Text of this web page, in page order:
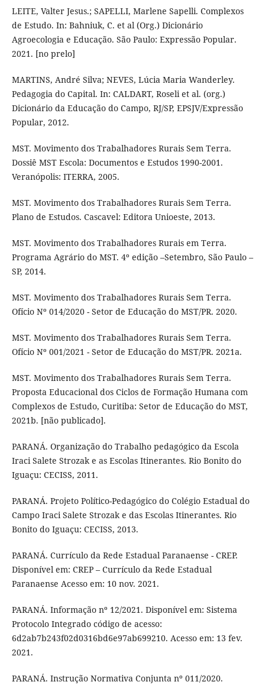
LEITE, Valter Jesus.; SAPELLI, Marlene Sapelli. Complexos
de Estudo. In: Bahniuk, C. et al (Org.) Dicionário
Agroecologia e Educação. São Paulo: Expressão Popular.
2021. [no prelo]
MARTINS, André Silva; NEVES, Lúcia Maria Wanderley.
Pedagogia do Capital. In: CALDART, Roseli et al. (org.)
Dicionário da Educação do Campo, RJ/SP, EPSJV/Expressão
Popular, 2012.
MST. Movimento dos Trabalhadores Rurais Sem Terra.
Dossiê MST Escola: Documentos e Estudos 1990-2001.
Veranópolis: ITERRA, 2005.
MST. Movimento dos Trabalhadores Rurais Sem Terra.
Plano de Estudos. Cascavel: Editora Unioeste, 2013.
MST. Movimento dos Trabalhadores Rurais em Terra.
Programa Agrário do MST. 4º edição –Setembro, São Paulo –
SP, 2014.
MST. Movimento dos Trabalhadores Rurais Sem Terra.
Ofício Nº 014/2020 - Setor de Educação do MST/PR. 2020.
MST. Movimento dos Trabalhadores Rurais Sem Terra.
Ofício Nº 001/2021 - Setor de Educação do MST/PR. 2021a.
MST. Movimento dos Trabalhadores Rurais Sem Terra.
Proposta Educacional dos Ciclos de Formação Humana com
Complexos de Estudo, Curitiba: Setor de Educação do MST,
2021b. [não publicado].
PARANÁ. Organização do Trabalho pedagógico da Escola
Iraci Salete Strozak e as Escolas Itinerantes. Rio Bonito do
Iguaçu: CECISS, 2011.
PARANÁ. Projeto Político-Pedagógico do Colégio Estadual do
Campo Iraci Salete Strozak e das Escolas Itinerantes. Rio
Bonito do Iguaçu: CECISS, 2013.
PARANÁ. Currículo da Rede Estadual Paranaense - CREP.
Disponível em: CREP – Currículo da Rede Estadual
Paranaense Acesso em: 10 nov. 2021.
PARANÁ. Informação nº 12/2021. Disponível em: Sistema
Protocolo Integrado código de acesso:
6d2ab7b243f02d0316bd6e97ab699210. Acesso em: 13 fev.
2021.
PARANÁ. Instrução Normativa Conjunta nº 011/2020.